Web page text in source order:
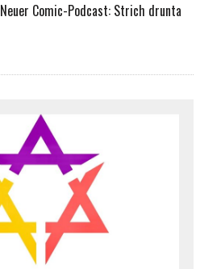
Neuer Comic-Podcast: Strich drunta